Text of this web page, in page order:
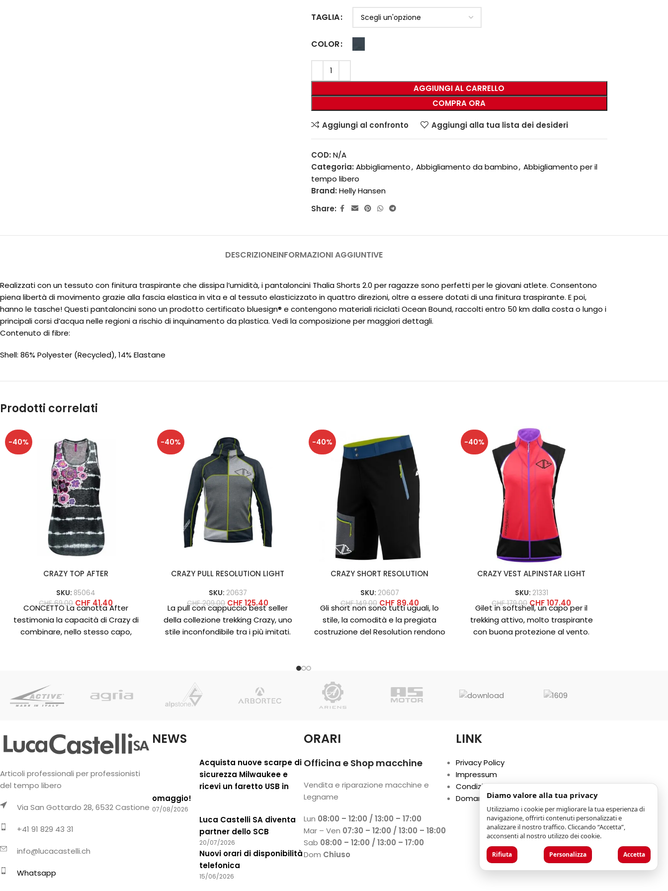
TAGLIA
COLOR
AGGIUNGI AL CARRELLO
COMPRA ORA
Aggiungi al confronto Aggiungi alla tua lista dei desideri
COD: N/A
Categoria: Abbigliamento, Abbigliamento da bambino, Abbigliamento per il
tempo libero
Brand: Helly Hansen
Share:
DESCRIZIONEINFORMAZIONI AGGIUNTIVE
Realizzati con un tessuto con finitura traspirante che dissipa l’umidità, i pantaloncini Thalia Shorts 2.0 per ragazze sono perfetti per le giovani atlete. Consentono
piena libertà di movimento grazie alla fascia elastica in vita e al tessuto elasticizzato in quattro direzioni, oltre a essere dotati di una finitura traspirante. E poi,
hanno le tasche! Questi pantaloncini sono un prodotto certificato bluesign® e contengono materiali riciclati Ocean Bound, raccolti entro 50 km dalla costa o lungo i
principali corsi d’acqua nelle regioni a rischio di inquinamento da plastica. Vedi la composizione per maggiori dettagli.
Contenuto di fibre:
Shell: 86% Polyester (Recycled), 14% Elastane
Prodotti correlati
-40%
CRAZY TOP AFTER
SKU: 85064
CHF69.00 CHF 41.40
CONCETTO La canotta After
testimonia la capacità di Crazy di
combinare, nello stesso capo,
-40%
CRAZY PULL RESOLUTION LIGHT
SKU: 20637
CHF209.00 CHF125.40
La pull con cappuccio best seller
della collezione trekking Crazy, uno
stile inconfondibile tra i più imitati.
-40%
CRAZY SHORT RESOLUTION
SKU: 20607
CHF149.00 CHF89.40
Gli short non sono tutti uguali, lo
stile, la comodità e la pregiata
costruzione del Resolution rendono
-40%
CRAZY VEST ALPINSTAR LIGHT
SKU: 21331
CHF179.00 CHF107.40
Gilet in softshell, un capo per il
trekking attivo, molto traspirante
con buona protezione al vento.
Articoli professionali per professionisti
del tempo libero
Via San Gottardo 28, 6532 Castione
+41 91 829 43 31
info@lucacastelli.ch
Whatsapp
NEWS
Acquista nuove scarpe di
sicurezza Milwaukee e
ricevi un faretto USB in
omaggio!
07/08/2026
Luca Castelli SA diventa
partner dello SCB
20/07/2026
Nuovi orari di disponibilità
telefonica
15/06/2026
ORARI
Officina e Shop macchine
Vendita e riparazione macchine e
Legname
Lun 08:00 – 12:00 / 13:00 – 17:00
Mar – Ven 07:30 – 12:00 / 13:00 – 18:00
Sab 08:00 – 12:00 / 13:00 – 17:00
Dom Chiuso
LINK
Privacy Policy
Impressum
Condizioni generali
Domande Frequenti (FAQ)
Diamo valore alla tua privacy
Utilizziamo i cookie per migliorare la tua esperienza di
navigazione, offrirti contenuti personalizzati e
analizzare il nostro traffico. Cliccando “Accetta”,
acconsenti al nostro utilizzo dei cookie.
Rifiuta Personalizza Accetta